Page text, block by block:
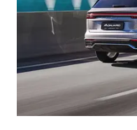
MONJARO
от 4 349 990 ₽*
Аксессуары
ФИНАНСЫ И УСЛУГИ
Автокредит
Расчет КАСКО
Советы по эксплуатации
Спецпредложения
ПОДДЕРЖКА
Помощь на дорогах